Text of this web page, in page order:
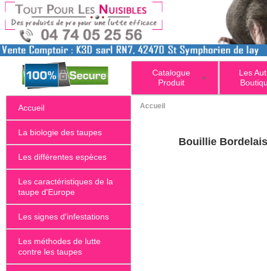
+
Catalogue
Produit
Les
Accueil
La biologie des taupes
Les différentes espèces
Les caractéristiques de la
taupe d'Europe
Les signes d'infestations
Les méthodes de lutte
contre les taupes
Accueil
Bouillie